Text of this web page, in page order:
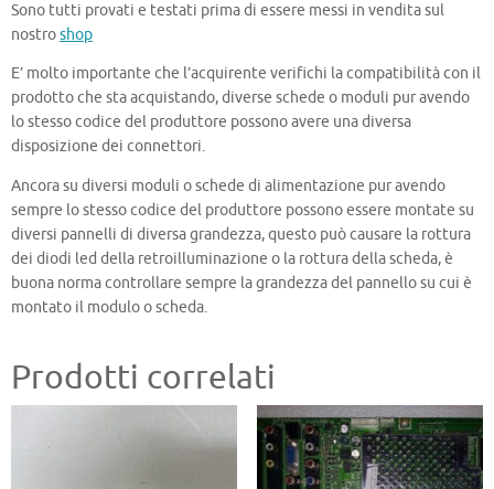
Sono tutti provati e testati prima di essere messi in vendita sul
nostroshop
E’ molto importante che l’acquirente verifichi la compatibilità con il
prodotto che sta acquistando, diverse schede o moduli pur avendo
lo stesso codice del produttore possono avere una diversa
disposizione dei connettori.
Ancora su diversi moduli o schede di alimentazione pur avendo
sempre lo stesso codice del produttore possono essere montate su
diversi pannelli di diversa grandezza, questo può causare la rottura
dei diodi led della retroilluminazione o la rottura della scheda, è
buona norma controllare sempre la grandezza del pannello su cui è
montato il modulo o scheda.
Prodotti correlati